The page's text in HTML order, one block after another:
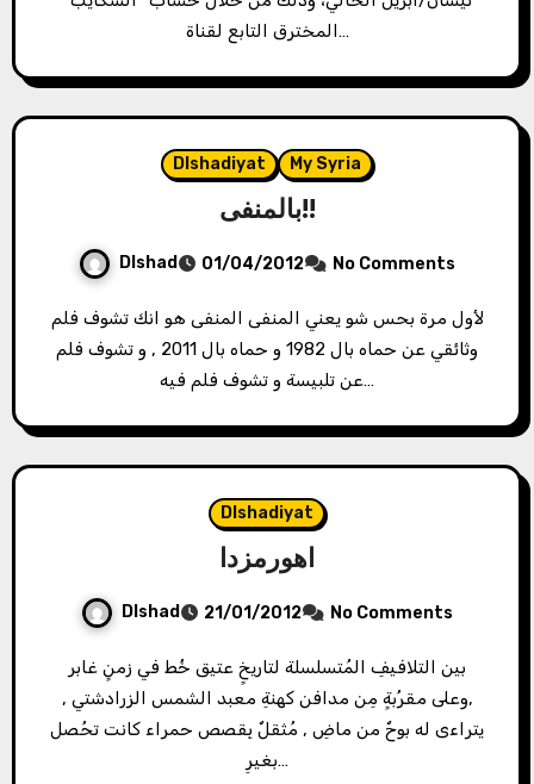
المخترق التابع لقناة…
Dlshadiyat My Syria
بالمنفى!!
Dlshad 01/04/2012 No Comments
لأول مرة بحس شو يعني المنفى المنفى هو انك تشوف فلم
وثائقي عن حماه بال 1982 و حماه بال 2011 , و تشوف فلم
عن تلبيسة و تشوف فلم فيه…
Dlshadiyat
اهورمزدا
Dlshad 21/01/2012 No Comments
بين التلافيفِ المُتسلسلة لتاريخٍ عتيق خُط في زمنٍ غابر
,وعلى مقرُبةٍ مِن مدافن كهنةِ معبد الشمس الزرادشتي ,
يتراءى له بوحٌ من ماضِ , مُثقلٌ بِقصص حمراء كانت تحُصل
بغيرِ…